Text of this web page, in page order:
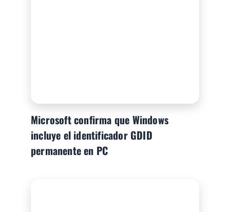
Microsoft confirma que Windows
incluye el identificador GDID
permanente en PC